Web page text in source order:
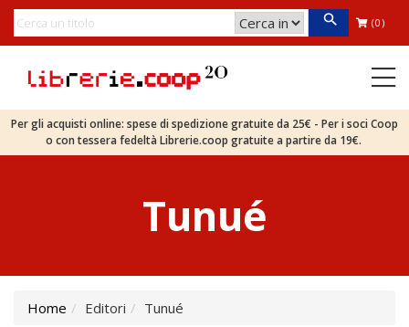
(0)
Per gli acquisti online: spese di spedizione gratuite da 25€ - Per i soci Coop
o con tessera fedeltà Librerie.coop gratuite a partire da 19€.
Tunué
Home Editori Tunué